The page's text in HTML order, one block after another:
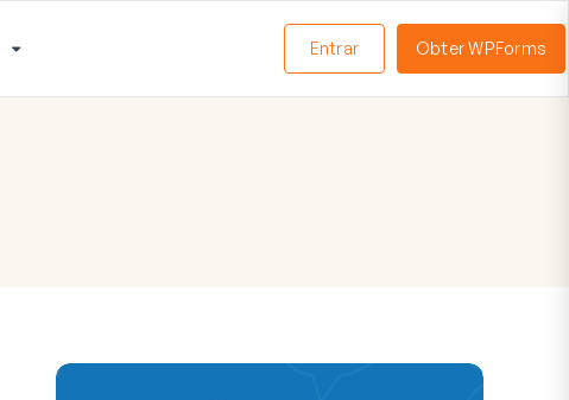
Menu
Entrar Obter WPForms